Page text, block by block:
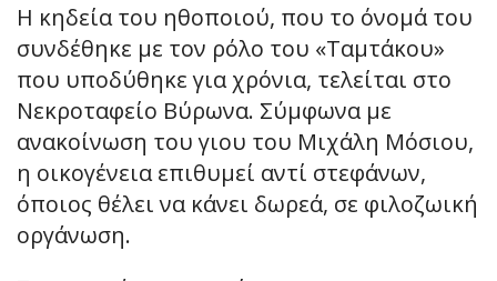
Η κηδεία του ηθοποιού, που το όνομά του
συνδέθηκε με τον ρόλο του «Ταμτάκου»
που υποδύθηκε για χρόνια, τελείται στο
Νεκροταφείο Βύρωνα. Σύμφωνα με
ανακοίνωση του γιου του Μιχάλη Μόσιου,
η οικογένεια επιθυμεί αντί στεφάνων,
όποιος θέλει να κάνει δωρεά, σε φιλοζωική
οργάνωση.